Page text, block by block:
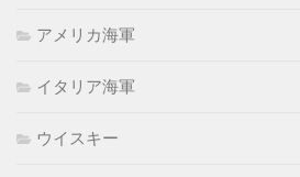
アメリカ海軍
イタリア海軍
ウイスキー